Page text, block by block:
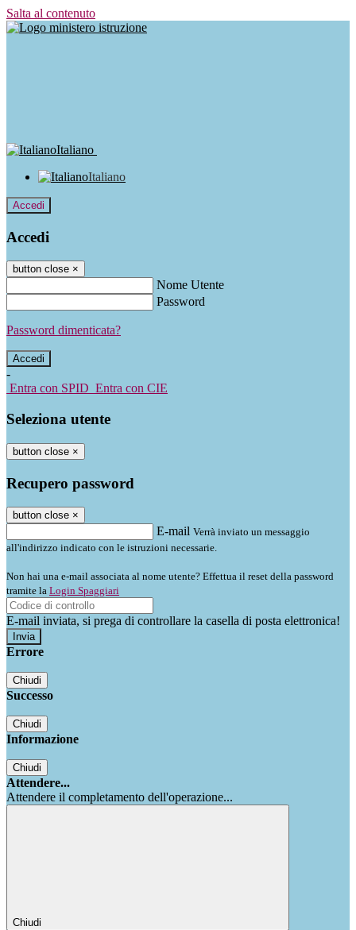
Salta al contenuto
Italiano
Italiano
Accedi
Accedi
button close ×
Nome Utente
Password
Password dimenticata?
-
Entra con SPID Entra con CIE
Seleziona utente
button close ×
Recupero password
button close ×
E-mail Verrà inviato un messaggio
all'indirizzo indicato con le istruzioni necessarie.
Non hai una e-mail associata al nome utente? Effettua il reset della password
tramite la Login Spaggiari
E-mail inviata, si prega di controllare la casella di posta elettronica!
Errore
Chiudi
Successo
Chiudi
Informazione
Chiudi
Attendere...
Attendere il completamento dell'operazione...
Chiudi